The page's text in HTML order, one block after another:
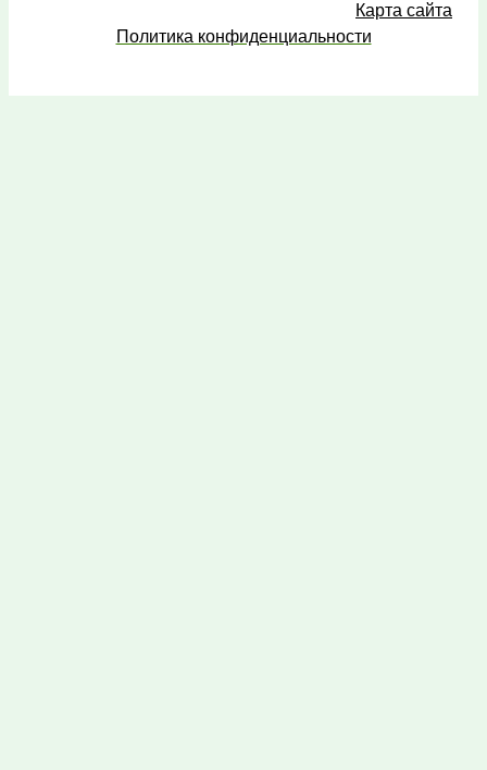
Карта сайта
Политика конфиденциальности